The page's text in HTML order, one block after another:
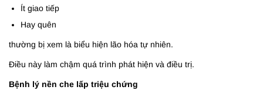
Ít giao tiếp
Hay quên
thường bị xem là biểu hiện lão hóa tự nhiên.
Điều này làm chậm quá trình phát hiện và điều trị.
Bệnh lý nền che lấp triệu chứng